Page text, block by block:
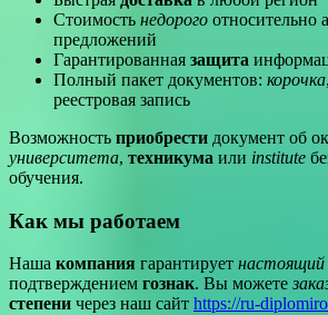
Стоимость недорого относительно
предложений
Гарантированная защита
Полный пакет документов: корочка,
реестровая запись
Возможность приобрести документ об
университета, техникума или institute
обучения.
Как мы работаем
Наша компания гарантирует настоящий
подтверждением гознак. Вы можете
степени через наш сайт https://ru-